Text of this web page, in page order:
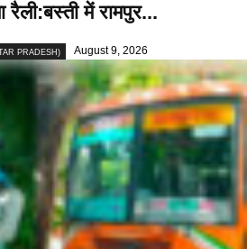
में रामपुर...
PRADESH) August 9, 2026